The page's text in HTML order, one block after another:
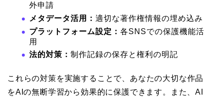
外申請
メタデータ活用： 適切な著作権情報の埋め込み
プラットフォーム設定： 各SNSでの保護機能活
用
法的対策： 制作記録の保存と権利の明記
これらの対策を実施することで、あなたの大切な作品
をAIの無断学習から効果的に保護できます。また、AI